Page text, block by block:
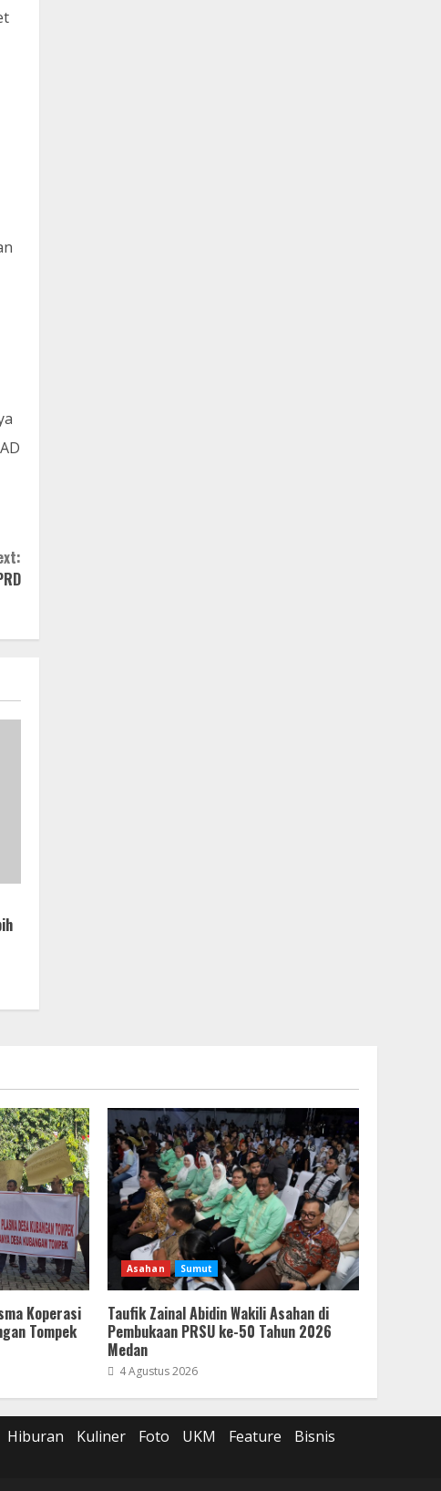
Koperasi
Tompek
Asahan Sumut
Taufik Zainal Abidin Wakili Asahan di
Pembukaan PRSU ke-50 Tahun 2026
Medan
4 Agustus 2026
Hiburan Kuliner Foto UKM Feature
Bisnis